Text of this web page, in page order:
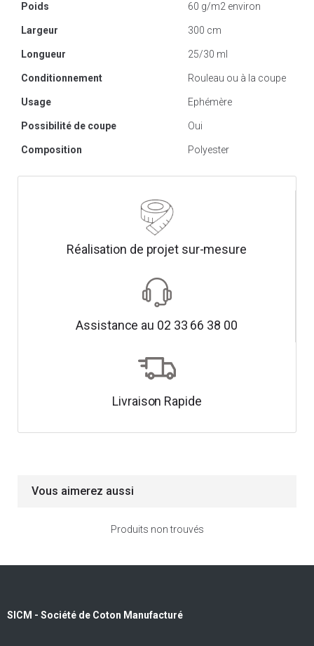
Poids 60 g/m2 environ
Largeur 300 cm
Longueur 25/30 ml
Conditionnement Rouleau ou à la coupe
Usage Ephémère
Possibilité de coupe Oui
Composition Polyester
Réalisation de projet sur-mesure
Assistance au 02 33 66 38 00
Livraison Rapide
Vous aimerez aussi
Produits non trouvés
SICM - Société de Coton Manufacturé